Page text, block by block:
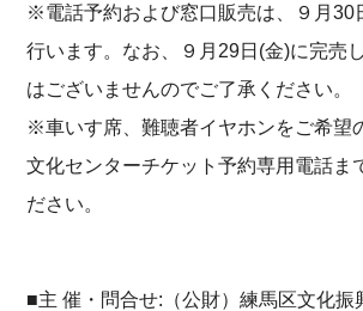
※電話予約および窓口販売は、９月30
行います。なお、９月29日(金)に完売
はございませんのでご了承ください。
※車いす席、難聴者イヤホンをご希望
文化センターチケット予約専用電話ま
ださい。
■主 催・問合せ:（公財）練馬区文化振